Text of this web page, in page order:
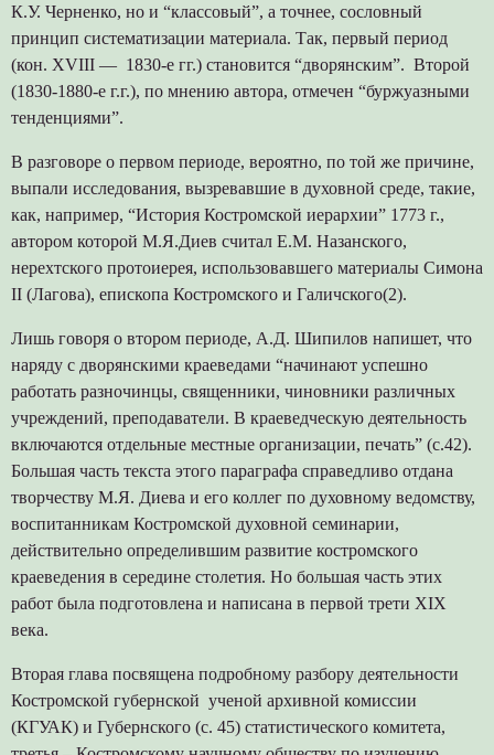
К.У. Черненко, но и “классовый”, а точнее, сословный
принцип систематизации материала. Так, первый период
(кон. XVIII — 1830-е гг.) становится “дворянским”. Второй
(1830-1880-е г.г.), по мнению автора, отмечен “буржуазными
тенденциями”.
В разговоре о первом периоде, вероятно, по той же причине,
выпали исследования, вызревавшие в духовной среде, такие,
как, например, “История Костромской иерархии” 1773 г.,
автором которой М.Я.Диев считал Е.М. Назанского,
нерехтского протоиерея, использовавшего материалы Симона
II (Лагова), епископа Костромского и Галичского(2).
Лишь говоря о втором периоде, А.Д. Шипилов напишет, что
наряду с дворянскими краеведами “начинают успешно
работать разночинцы, священники, чиновники различных
учреждений, преподаватели. В краеведческую деятельность
включаются отдельные местные организации, печать” (с.42).
Большая часть текста этого параграфа справедливо отдана
творчеству М.Я. Диева и его коллег по духовному ведомству,
воспитанникам Костромской духовной семинарии,
действительно определившим развитие костромского
краеведения в середине столетия. Но большая часть этих
работ была подготовлена и написана в первой трети XIX
века.
Вторая глава посвящена подробному разбору деятельности
Костромской губернской ученой архивной комиссии
(КГУАК) и Губернского (с. 45) статистического комитета,